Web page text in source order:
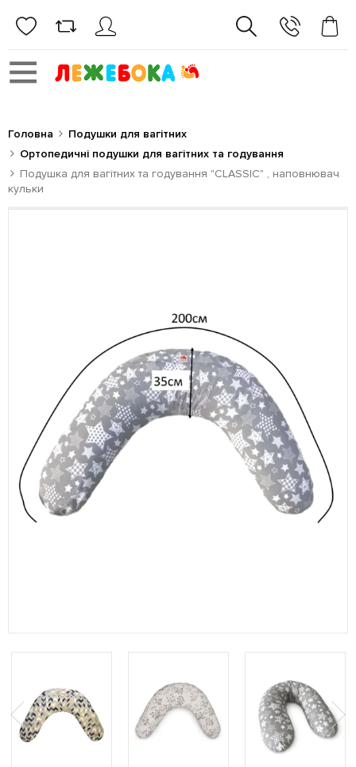
Головна
Подушки для вагітних
Ортопедичні подушки для вагітних та годування
Подушка для вагітних та годування "CLASSIC" , наповнювач
кульки